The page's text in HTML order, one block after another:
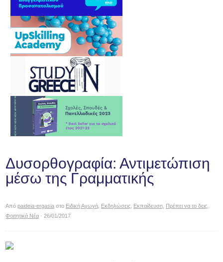
Δυσορθογραφία: Αντιμετώπιση
μέσω της Γραμματικής
Απόpaideia-ergasia στο Ειδική Αγωγή Εκδηλώσεις Εκπαίδευση Πρέπει να το δεις
Φοιτητικά Νέα · 26/01/2017